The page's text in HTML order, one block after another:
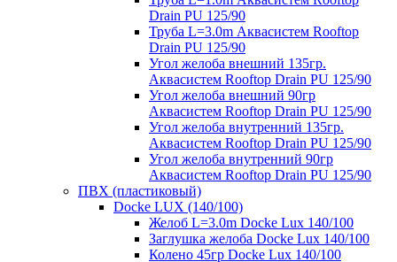
Drain PU 125/90
Труба L=3.0m Аквасистем Rooftop
Drain PU 125/90
Угол желоба внешний 135гр.
Аквасистем Rooftop Drain PU 125/90
Угол желоба внешний 90гр
Аквасистем Rooftop Drain PU 125/90
Угол желоба внутренний 135гр.
Аквасистем Rooftop Drain PU 125/90
Угол желоба внутренний 90гр
Аквасистем Rooftop Drain PU 125/90
ПВХ (пластиковый)
Docke LUX (140/100)
Желоб L=3.0m Docke Lux 140/100
Заглушка желоба Docke Lux 140/100
Колено 45гр Docke Lux 140/100